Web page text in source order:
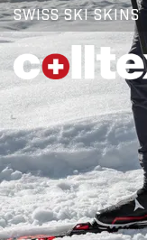
SWISS SKI SKINS